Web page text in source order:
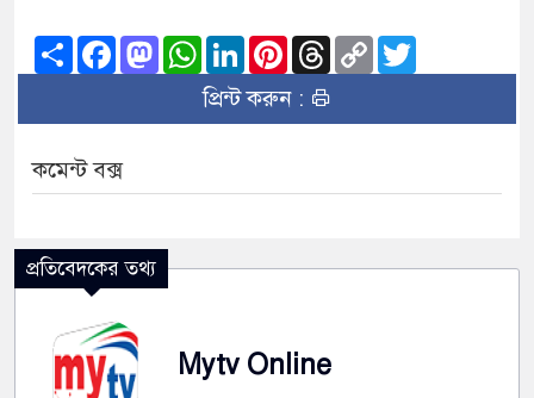
ShareFacebook
Mastodon
WhatsApp
LinkedInPinterest
Threads
Copy
Link
প্রিন্ট করুন :
কমেন্ট বক্স
প্রতিবেদকের তথ্য
Mytv Online